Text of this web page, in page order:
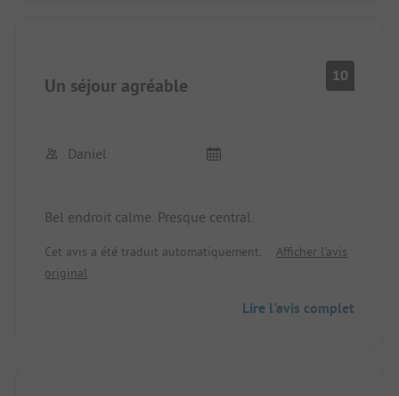
Un séjour agréable 10
Daniel
Bel endroit calme. Presque central.
Cet avis a été traduit automatiquement.
Afficher l'avis
original
Lire l'avis complet